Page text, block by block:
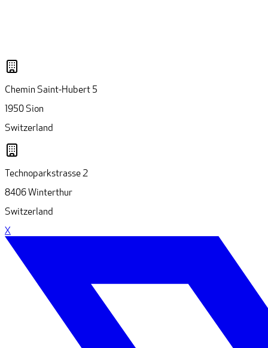
Chemin Saint-Hubert 5
1950 Sion
Switzerland
Technoparkstrasse 2
8406 Winterthur
Switzerland
X